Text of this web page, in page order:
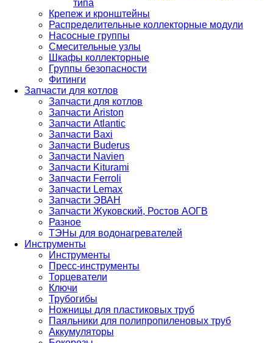
типа
Крепеж и кронштейны
Распределительные коллекторные модули
Насосные группы
Смесительные узлы
Шкафы коллекторные
Группы безопасности
Фитинги
Запчасти для котлов
Запчасти для котлов
Запчасти Ariston
Запчасти Atlantic
Запчасти Baxi
Запчасти Buderus
Запчасти Navien
Запчасти Kiturami
Запчасти Ferroli
Запчасти Lemax
Запчасти ЭВАН
Запчасти Жуковский, Ростов АОГВ
Разное
ТЭНы для водонагревателей
Инструменты
Инструменты
Пресс-инструменты
Торцеватели
Ключи
Трубогибы
Ножницы для пластиковых труб
Паяльники для полипропиленовых труб
Аккумуляторы